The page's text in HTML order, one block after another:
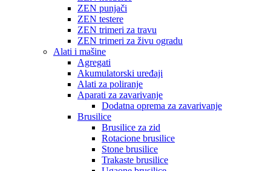
ZEN punjači
ZEN testere
ZEN trimeri za travu
ZEN trimeri za živu ogradu
Alati i mašine
Agregati
Akumulatorski uređaji
Alati za poliranje
Aparati za zavarivanje
Dodatna oprema za zavarivanje
Brusilice
Brusilice za zid
Rotacione brusilice
Stone brusilice
Trakaste brusilice